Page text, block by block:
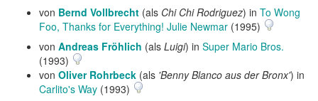
von Bernd Vollbrecht (als Chi Chi Rodriguez) in To Wong
Foo, Thanks for Everything! Julie Newmar (1995)
von Andreas Fröhlich (als Luigi) in Super Mario Bros.
(1993)
von Oliver Rohrbeck (als 'Benny Blanco aus der Bronx') in
Carlito's Way (1993)